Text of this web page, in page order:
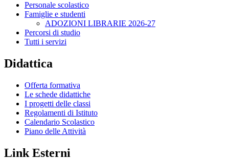
Personale scolastico
Famiglie e studenti
ADOZIONI LIBRARIE 2026-27
Percorsi di studio
Tutti i servizi
Didattica
Offerta formativa
Le schede didattiche
I progetti delle classi
Regolamenti di Istituto
Calendario Scolastico
Piano delle Attività
Link Esterni